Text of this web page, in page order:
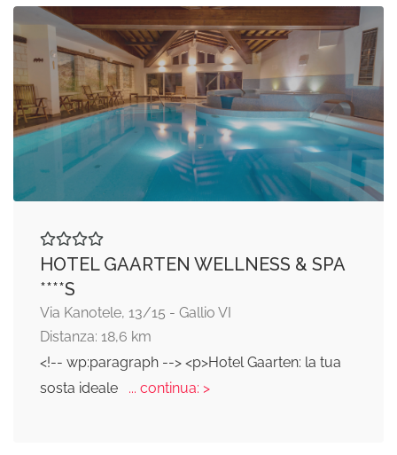
HOTEL GAARTEN WELLNESS & SPA
****S
Via Kanotele, 13/15 - Gallio VI
Distanza: 18,6 km
<!-- wp:paragraph --> <p>Hotel Gaarten: la tua
sosta ideale
... continua: >